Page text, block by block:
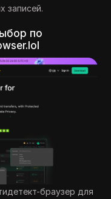
записей.
по
браузер для